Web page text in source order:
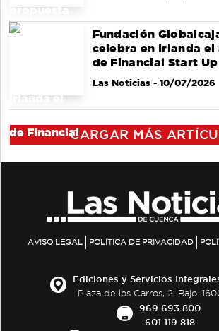
Fundación
celebra en Irlanda el
de Financial Start
Las Noticias- 10/07/2026
CARGAR MÁS
AVISO LEGAL POLÍTICA DE PRIVACIDAD
Ediciones y Servicios Integrales
Plaza de los Carros, 2. Bajo.
969 693 800
601 119 818